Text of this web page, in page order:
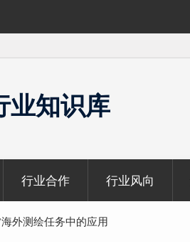
业知识库
行业合作 行业风向
外测绘任务中的应用